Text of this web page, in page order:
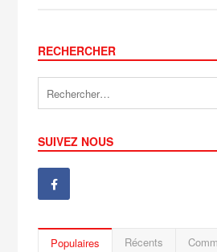
RECHERCHER
SUIVEZ NOUS
Populaires Récents